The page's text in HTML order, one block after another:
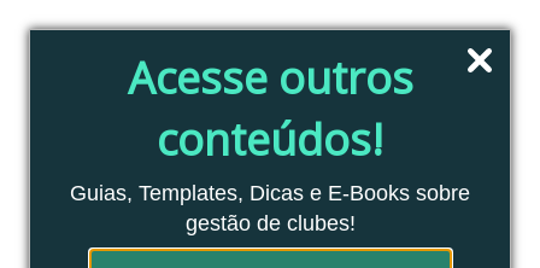
Acesse outros
conteúdos!
Guias, Templates, Dicas e E-Books sobre
gestão de clubes!
Blog Clubes Associados